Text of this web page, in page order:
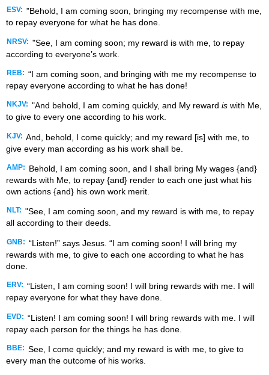
ESV: "Behold, I am coming soon, bringing my recompense with me,
to repay everyone for what he has done.
NRSV: "See, I am coming soon; my reward is with me, to repay
according to everyone’s work.
REB: “I am coming soon, and bringing with me my recompense to
repay everyone according to what he has done!
NKJV: "And behold, I am coming quickly, and My reward is with Me,
to give to every one according to his work.
KJV: And, behold, I come quickly; and my reward [is] with me, to
give every man according as his work shall be.
AMP:
Behold, I am coming soon, and I shall bring My wages {and}
rewards with Me, to repay {and} render to each one just what his
own actions {and} his own work merit.
NLT: "See, I am coming soon, and my reward is with me, to repay
all according to their deeds.
GNB: “Listen!” says Jesus. “I am coming soon! I will bring my
rewards with me, to give to each one according to what he has
done.
ERV: “Listen, I am coming soon! I will bring rewards with me. I will
repay everyone for what they have done.
EVD: “Listen! I am coming soon! I will bring rewards with me. I will
repay each person for the things he has done.
BBE: See, I come quickly; and my reward is with me, to give to
every man the outcome of his works.